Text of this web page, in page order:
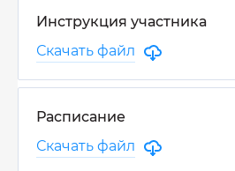
Инструкция участника
Скачать файл
Расписание
Скачать файл